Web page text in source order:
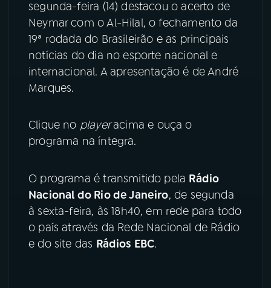
FESTIVAL DE MÚSICA
ACOMPANHE A RÁDIO NACIONAL
Instagram X
segunda-feira (14) destacou o acerto de
Neymar com o Al-Hilal, o fechamento da
19ª rodada do Brasileirão e as principais
notícias do dia no esporte nacional e
internacional. A apresentação é de André
Marques.
Clique no playeracima e ouça o
programa na íntegra.
O programa é transmitido pela Rádio
Nacional do Rio de Janeiro, de segunda
à sexta-feira, às 18h40, em rede para todo
o país através da Rede Nacional de Rádio
e do site das Rádios EBC.